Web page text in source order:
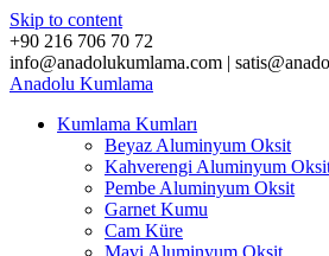
Skip to content
+90 216 706 70 72
info@anadolukumlama.com |
Anadolu Kumlama
Kumlama Kumları
Beyaz Aluminyum Oksit
Kahverengi Aluminyum
Pembe Aluminyum Oksit
Garnet Kumu
Cam Küre
Mavi Aluminyum Oksit